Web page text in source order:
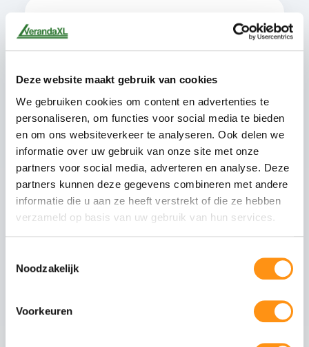
Deze website maakt gebruik van cookies
We gebruiken cookies om content en advertenties te
personaliseren, om functies voor social media te bieden
en om ons websiteverkeer te analyseren. Ook delen we
informatie over uw gebruik van onze site met onze
partners voor social media, adverteren en analyse. Deze
partners kunnen deze gegevens combineren met andere
informatie die u aan ze heeft verstrekt of die ze hebben
verzameld op basis van uw gebruik van hun services.
Noodzakelijk
Voorkeuren
Alle terrasoverkappingen worden geleverd met
graden voor optimale waterafvoer. De
constructie is geschikt voor bevestiging aan
muren met een draagvermogen van minimaal
200 kg per strekkende meter.
Dit pakket bevat
Mat antraciete staanders
Zijliggers